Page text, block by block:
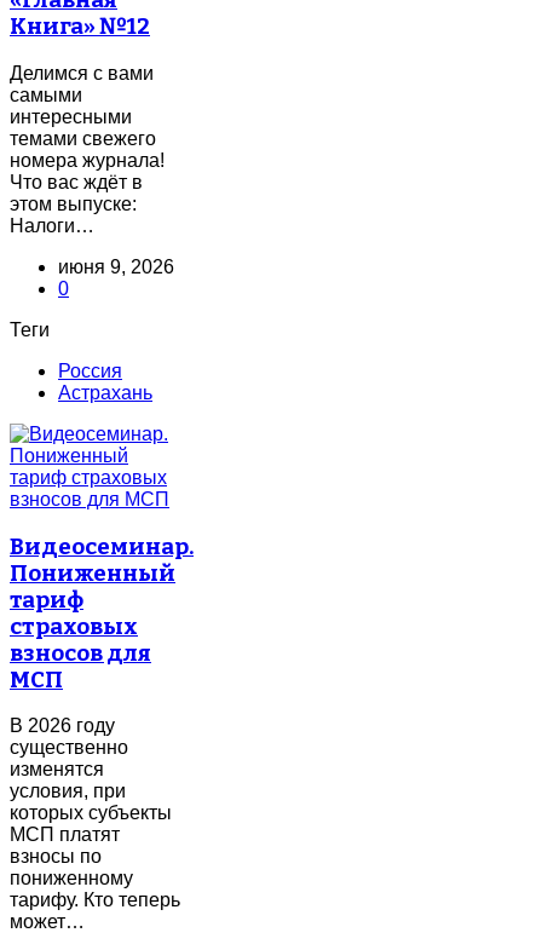
Книга» №12
Делимся с вами
самыми
интересными
темами свежего
номера журнала!
Что вас ждёт в
этом выпуске:
Налоги…
июня 9, 2026
0
Теги
Россия
Астрахань
Видеосеминар.
Пониженный
тариф
страховых
взносов для
МСП
В 2026 году
существенно
изменятся
условия, при
которых субъекты
МСП платят
взносы по
пониженному
тарифу. Кто теперь
может…